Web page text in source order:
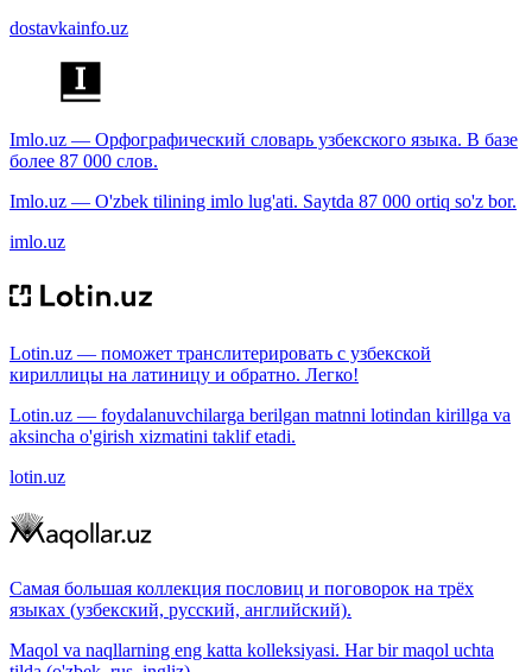
dostavkainfo.uz
Imlo.uz — Орфографический словарь узбекского языка. В базе
более 87 000 слов.
Imlo.uz — O'zbek tilining imlo lug'ati. Saytda 87 000 ortiq so'z bor.
imlo.uz
Lotin.uz — поможет транслитерировать с узбекской
кириллицы на латиницу и обратно. Легко!
Lotin.uz — foydalanuvchilarga berilgan matnni lotindan kirillga va
aksincha o'girish xizmatini taklif etadi.
lotin.uz
Самая большая коллекция пословиц и поговорок на трёх
языках (узбекский, русский, английский).
Maqol va naqllarning eng katta kolleksiyasi. Har bir maqol uchta